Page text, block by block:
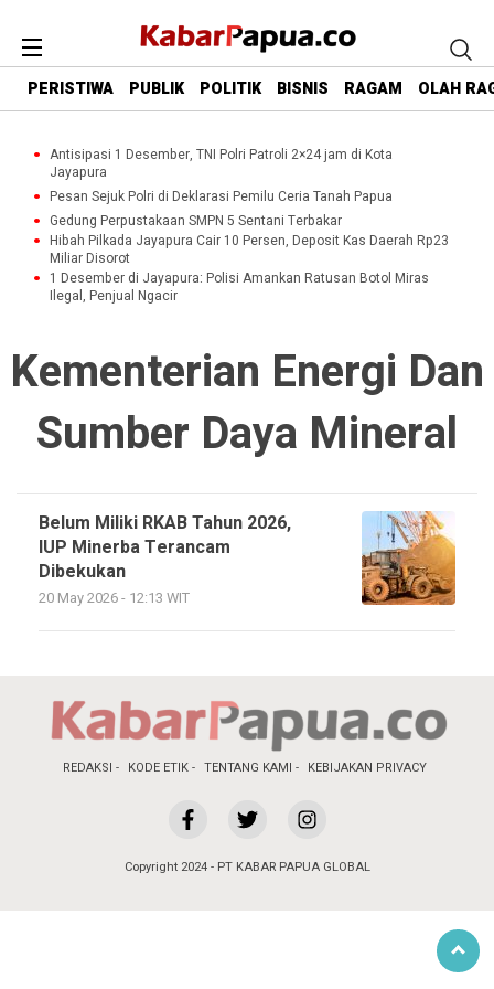
PERISTIWA PUBLIK POLITIK BISNIS RAGAM OLAH
Antisipasi 1 Desember, TNI Polri Patroli 2×24 jam di Kota
Jayapura
Pesan Sejuk Polri di Deklarasi Pemilu Ceria Tanah Papua
Gedung Perpustakaan SMPN 5 Sentani Terbakar
Hibah Pilkada Jayapura Cair 10 Persen, Deposit Kas Daerah Rp23
Miliar Disorot
1 Desember di Jayapura: Polisi Amankan Ratusan Botol Miras
Ilegal, Penjual Ngacir
Kementerian Energi Dan
Sumber Daya Mineral
Belum Miliki RKAB Tahun 2026,
IUP Minerba Terancam
Dibekukan
20 May 2026 - 12:13 WIT
REDAKSI KODE ETIK TENTANG KAMI KEBIJAKAN PRIVACY
Copyright 2024 - PT KABAR PAPUA GLOBAL